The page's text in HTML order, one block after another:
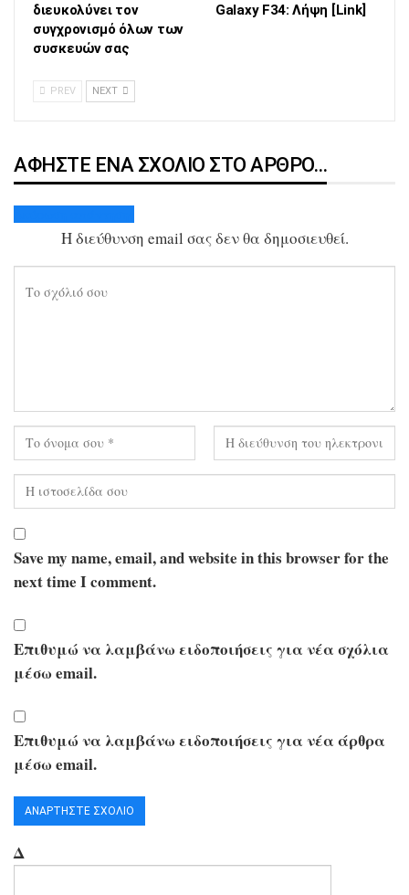
διευκολύνει τον
συγχρονισμό όλων των
συσκευών σας
Galaxy F34: Λήψη [Link]
PREV NEXT
ΑΦΉΣΤΕ ΈΝΑ ΣΧΌΛΙΟ ΣΤΟ ΆΡΘΡΟ…
Η διεύθυνση email σας δεν θα δημοσιευθεί.
Save my name, email, and website in this browser for the
next time I comment.
Επιθυμώ να λαμβάνω ειδοποιήσεις για νέα σχόλια
μέσω email.
Επιθυμώ να λαμβάνω ειδοποιήσεις για νέα άρθρα
μέσω email.
Δ